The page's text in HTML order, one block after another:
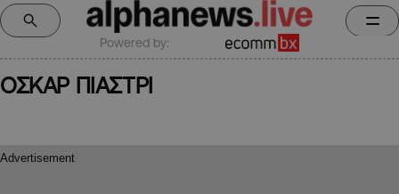
Powered by:
ΟΣΚΑΡ ΠΙΑΣΤΡΙ